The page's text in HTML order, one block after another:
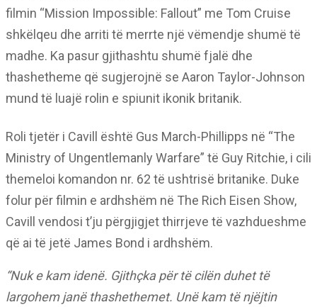
filmin “Mission Impossible: Fallout” me Tom Cruise
shkëlqeu dhe arriti të merrte një vëmendje shumë të
madhe. Ka pasur gjithashtu shumë fjalë dhe
thashetheme që sugjerojnë se Aaron Taylor-Johnson
mund të luajë rolin e spiunit ikonik britanik.
Roli tjetër i Cavill është Gus March-Phillipps në “The
Ministry of Ungentlemanly Warfare” të Guy Ritchie, i cili
themeloi komandon nr. 62 të ushtrisë britanike. Duke
folur për filmin e ardhshëm në The Rich Eisen Show,
Cavill vendosi t’ju përgjigjet thirrjeve të vazhdueshme
që ai të jetë James Bond i ardhshëm.
“Nuk e kam idenë. Gjithçka për të cilën duhet të
largohem janë thashethemet. Unë kam të njëjtin